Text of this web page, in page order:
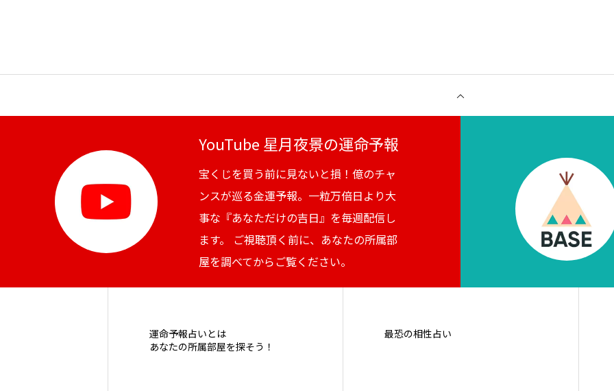
YouTube 星月夜景の運命予報
宝くじを買う前に見ないと損！億のチャ
ンスが巡る金運予報。一粒万倍日より大
事な『あなただけの吉日』を毎週配信し
ます。 ご視聴頂く前に、あなたの所属部
屋を調べてからご覧ください。
運命予報占いとは
あなたの所属部屋を探そう！
最恐の相性占い